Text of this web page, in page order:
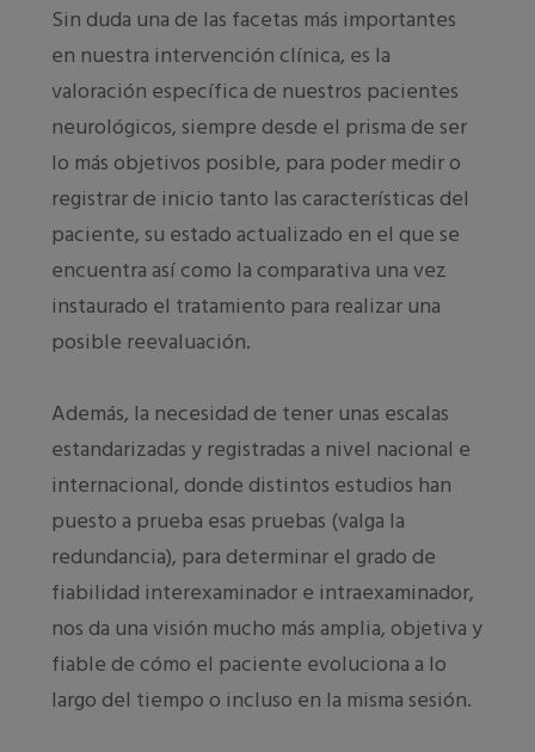
Sin duda una de las facetas más importantes
en nuestra intervención clínica, es la
valoración específica de nuestros pacientes
neurológicos, siempre desde el prisma de ser
lo más objetivos posible, para poder medir o
registrar de inicio tanto las características del
paciente, su estado actualizado en el que se
encuentra así como la comparativa una vez
instaurado el tratamiento para realizar una
posible reevaluación.
Además, la necesidad de tener unas escalas
estandarizadas y registradas a nivel nacional e
internacional, donde distintos estudios han
puesto a prueba esas pruebas (valga la
redundancia), para determinar el grado de
fiabilidad interexaminador e intraexaminador,
nos da una visión mucho más amplia, objetiva y
fiable de cómo el paciente evoluciona a lo
largo del tiempo o incluso en la misma sesión.